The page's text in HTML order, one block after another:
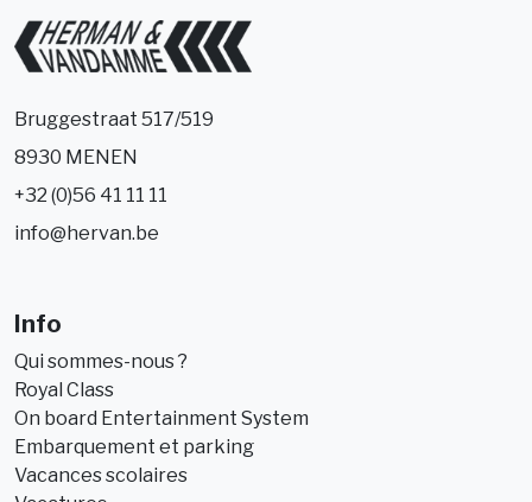
Bruggestraat 517/519
8930 MENEN
+32 (0)56 41 11 11
info@hervan.be
Info
Qui sommes-nous ?
Royal Class
On board Entertainment System
Embarquement et parking
Vacances scolaires